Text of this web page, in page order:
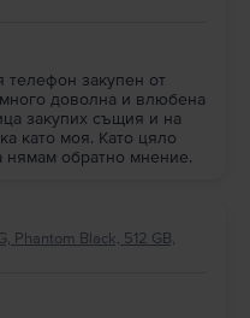
закупен от
доволна и влюбена
закупих същия и на
като моя. Като цяло
обратно мнение.
Phantom Black, 512 GB,